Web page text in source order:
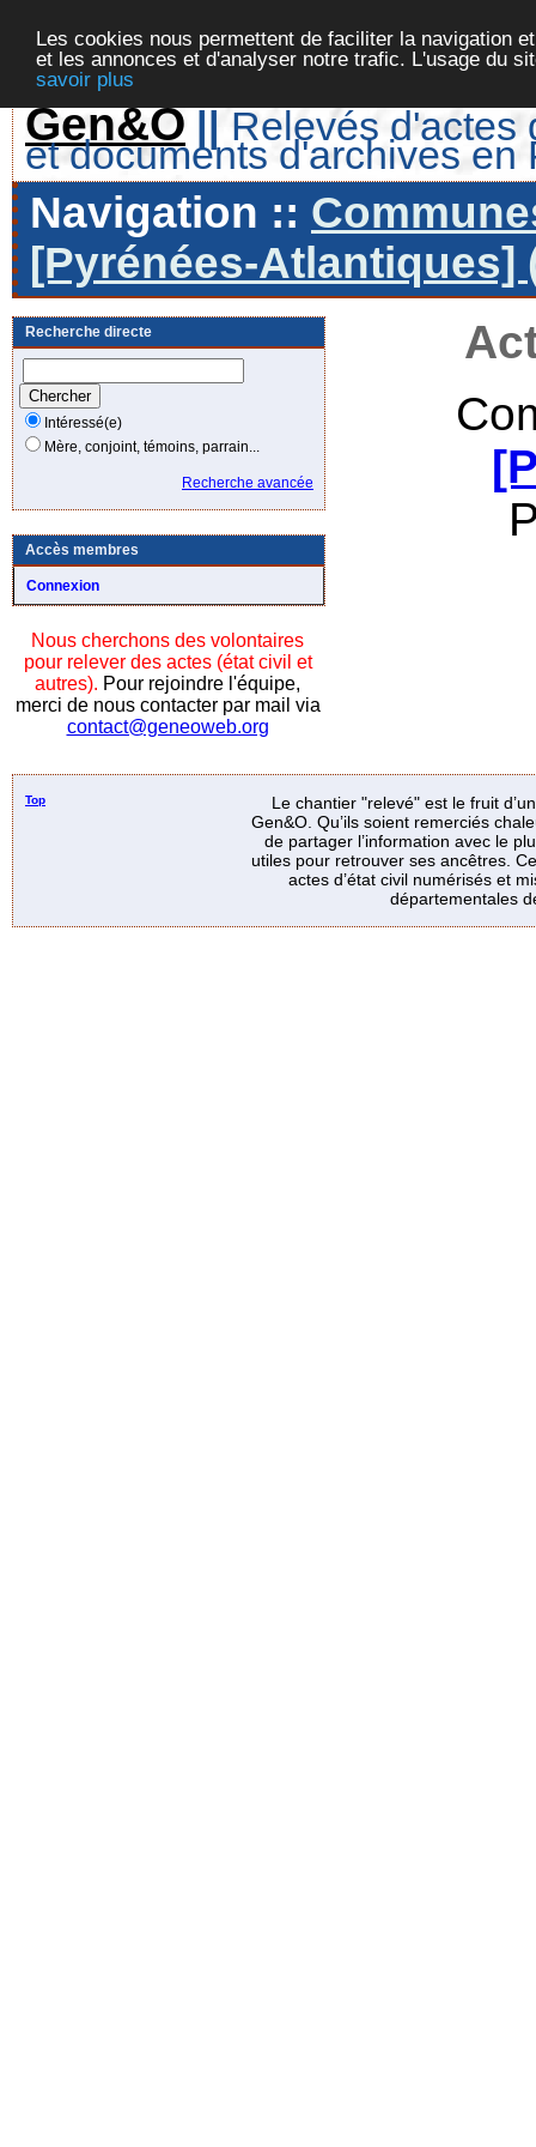
Les cookies nous permettent de faciliter la navigation
et les annonces et d'analyser notre trafic. L'usage du
savoir plus
Gen&O || Relevés d'actes
et documents d'archives en
Navigation ::
[Pyrénées-Atlantiques]
Recherche directe
Intéressé(e)
Mère, conjoint, témoins, parrain...
Recherche avancée
Accès membres
Connexion
Nous cherchons des volontaires
pour relever des actes (état civil et
autres). Pour rejoindre l'équipe,
merci de nous contacter par mail via
contact@geneoweb.org
Top
Le chantier "relevé" est le fruit
Gen&O. Qu’ils soient remerciés
de partager l’information avec le
utiles pour retrouver ses ancêtres.
actes d’état civil numérisés et
départementales